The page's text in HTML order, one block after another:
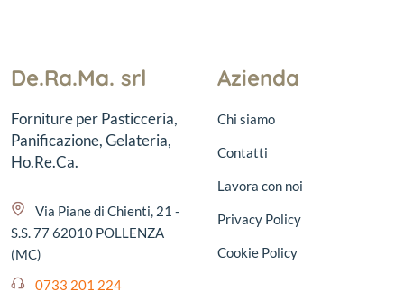
De.Ra.Ma. srl
Forniture per Pasticceria,
Panificazione, Gelateria,
Ho.Re.Ca.
Via Piane di Chienti, 21 -
S.S. 77 62010 POLLENZA
(MC)
0733 201 224
Azienda
Chi siamo
Contatti
Lavora con noi
Privacy Policy
Cookie Policy